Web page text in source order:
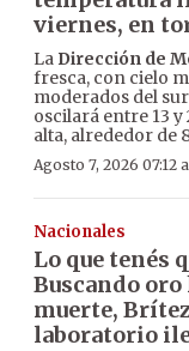
viernes, en
La Dirección de
fresca, con cielo
moderados del
oscilará entre 13 y
alta, alrededor de
Agosto 7, 2026 07:12
Nacionales
Lo que tenés
Buscando
muerte,
laboratorio